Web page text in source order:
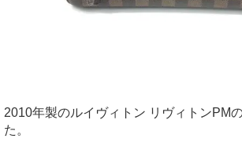
2010年製のルイヴィトン リヴィトンPM
た。